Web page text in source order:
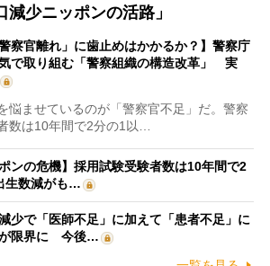
少ニッポンの活路」
警察官離れ」に歯止めはかかるか？】警察庁
で取り組む「警察組織の構造改革」 実
悩ませているのが「警察官不足」だ。警察
数は10年間で2分の1以…
ンの危機】採用試験受験者数は10年間で2
生数減がも…
少で「医師不足」に加えて「患者不足」に
が限界に 今後…